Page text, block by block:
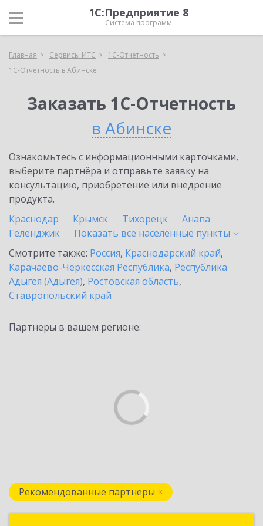
1С:Предприятие 8
Система программ
Главная Сервисы ИТС
1С-Отчетность
1С-Отчетность в Абинске
Заказать 1С-Отчетность
в Абинске
Ознакомьтесь с информационными карточками,
выберите партнёра и отправьте заявку на
консультацию, приобретение или внедрение
продукта.
Краснодар
Крымск Тихорецк
Анапа
Геленджик
Показать все населенные пункты
Смотрите также: Россия, Краснодарский край,
Карачаево-Черкесская Республика, Республика
Адыгея (Адыгея), Ростовская область,
Ставропольский край
Партнеры в вашем регионе:
Рекомендованные партнеры